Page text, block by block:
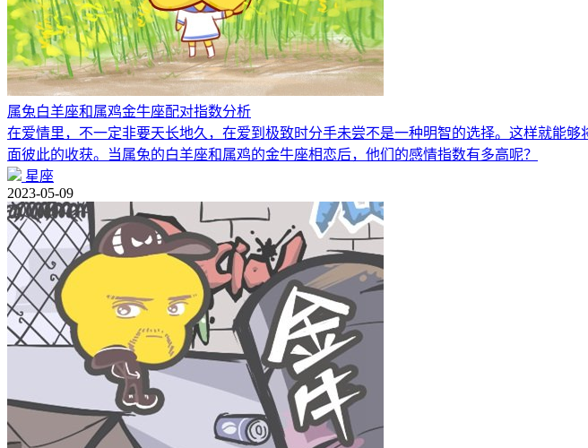
属兔白羊座和属鸡金牛座配对指数分析
在爱情里，不一定非要天长地久，在爱到极致时分手未尝不是一种明智的选择。这样就能
面彼此的收获。当属兔的白羊座和属鸡的金牛座相恋后，他们的感情指数有多高呢？
星座
2023-05-09